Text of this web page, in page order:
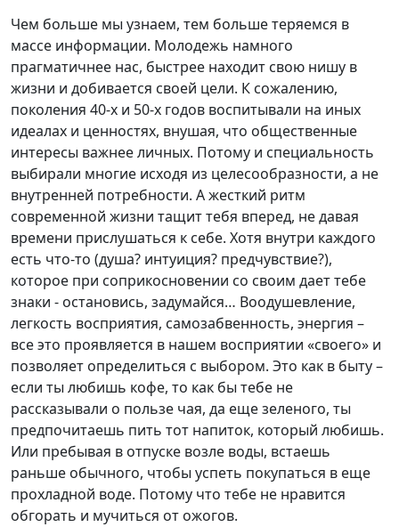
Чем больше мы узнаем, тем больше теряемся в
массе информации. Молодежь намного
прагматичнее нас, быстрее находит свою нишу в
жизни и добивается своей цели. К сожалению,
поколения 40-х и 50-х годов воспитывали на иных
идеалах и ценностях, внушая, что общественные
интересы важнее личных. Потому и специальность
выбирали многие исходя из целесообразности, а не
внутренней потребности. А жесткий ритм
современной жизни тащит тебя вперед, не давая
времени прислушаться к себе. Хотя внутри каждого
есть что-то (душа? интуиция? предчувствие?),
которое при соприкосновении со своим дает тебе
знаки - остановись, задумайся… Воодушевление,
легкость восприятия, самозабвенность, энергия –
все это проявляется в нашем восприятии «своего» и
позволяет определиться с выбором. Это как в быту –
если ты любишь кофе, то как бы тебе не
рассказывали о пользе чая, да еще зеленого, ты
предпочитаешь пить тот напиток, который любишь.
Или пребывая в отпуске возле воды, встаешь
раньше обычного, чтобы успеть покупаться в еще
прохладной воде. Потому что тебе не нравится
обгорать и мучиться от ожогов.